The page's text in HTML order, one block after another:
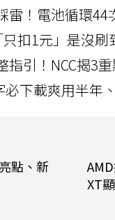
雷！電池循環
扣1元」是沒
引！NCC揭3
下載爽用半年
點、新
XT